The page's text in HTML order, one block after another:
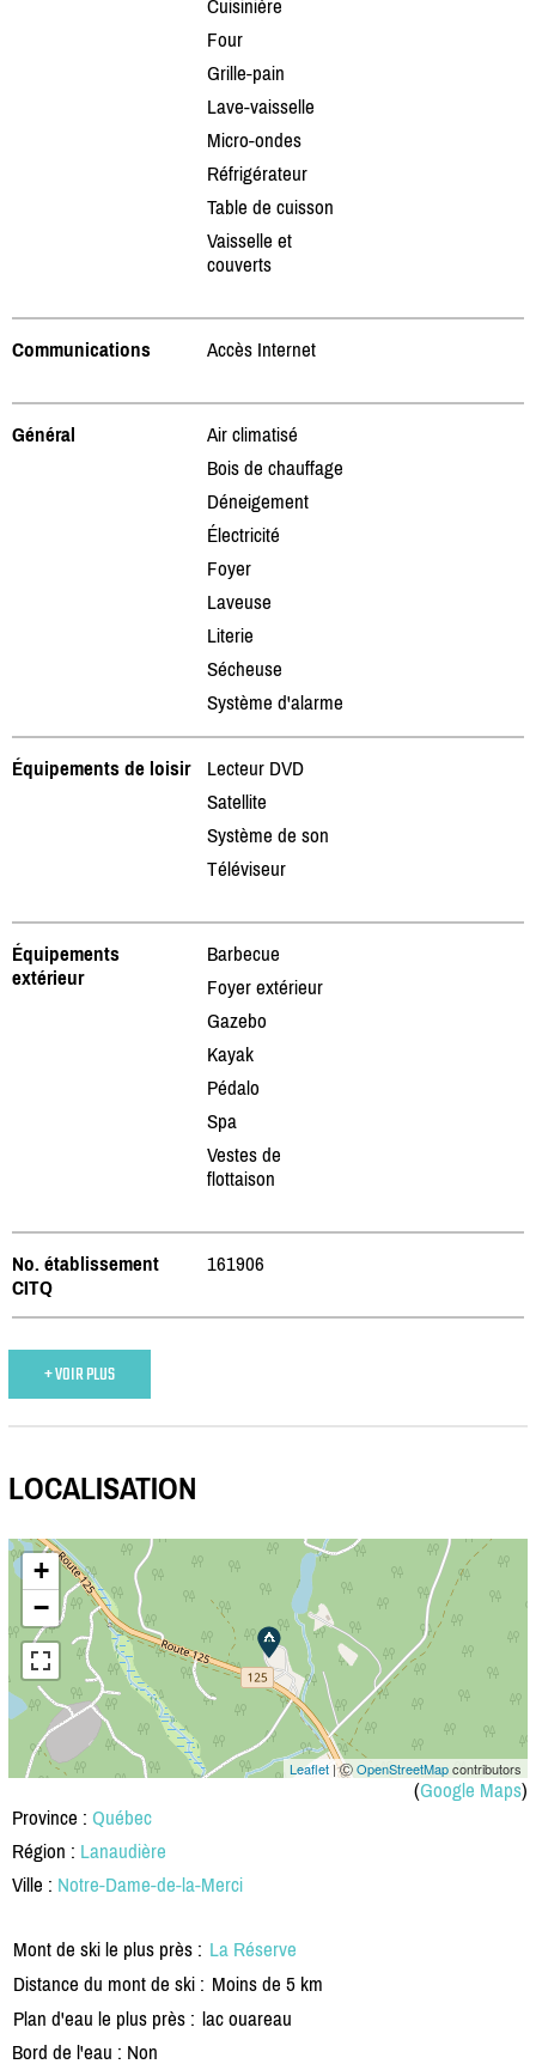
Cuisinière
Four
Grille-pain
Lave-vaisselle
Micro-ondes
Réfrigérateur
Table de cuisson
Vaisselle et
couverts
Communications Accès Internet
Général
Air climatisé
Bois de chauffage
Déneigement
Électricité
Foyer
Laveuse
Literie
Sécheuse
Système d'alarme
Équipements de loisir
Lecteur DVD
Satellite
Système de son
Téléviseur
Équipements
extérieur
Barbecue
Foyer extérieur
Gazebo
Kayak
Pédalo
Spa
Vestes de
flottaison
No. établissement
CITQ
161906
+ VOIR PLUS
LOCALISATION
+
−
Leaflet| ⒸOpenStreetMapcontributors
(Google Maps)
Province : Québec
Région : Lanaudière
Ville : Notre-Dame-de-la-Merci
Mont de ski le plus près : La Réserve
Distance du mont de ski : Moins de 5 km
Plan d'eau le plus près : lac ouareau
Bord de l'eau : Non